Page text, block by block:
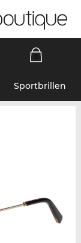
Sportbrillen